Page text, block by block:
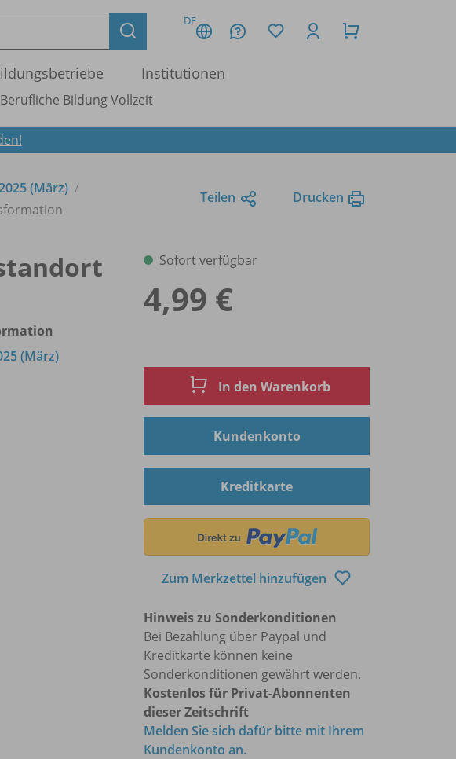
DE
Institutionen
Berufliche Bildung Vollzeit
(März)
Teilen Drucken
(März)
Sofort verfügbar
4,99 €
In den Warenkorb
Kundenkonto
Kreditkarte
Zum Merkzettel hinzufügen
Hinweis zu Sonderkonditionen
Bei Bezahlung über Paypal und
Kreditkarte können keine
Sonderkonditionen gewährt werden.
Kostenlos für Privat-Abonnenten
dieser Zeitschrift
Melden Sie sich dafür bitte mit Ihrem
Kundenkonto an.